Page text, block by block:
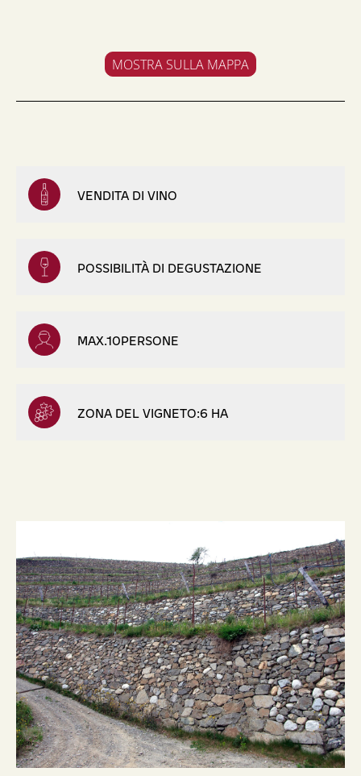
MOSTRA SULLA MAPPA
VENDITA DI VINO
POSSIBILITÀ DI DEGUSTAZIONE
MAX.10PERSONE
ZONA DEL VIGNETO:6 HA